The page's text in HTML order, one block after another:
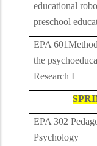
educational
preschool
EPA
the
Research I
EPA 302
Psychology